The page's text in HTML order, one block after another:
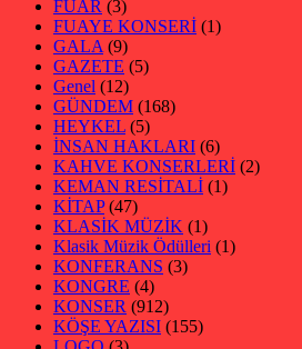
FUAR (3)
FUAYE KONSERİ (1)
GALA (9)
GAZETE (5)
Genel (12)
GÜNDEM (168)
HEYKEL (5)
İNSAN HAKLARI (6)
KAHVE KONSERLERİ (2)
KEMAN RESİTALİ (1)
KİTAP(47)
KLASİK MÜZİK (1)
Klasik Müzik Ödülleri (1)
KONFERANS (3)
KONGRE (4)
KONSER (912)
KÖŞE YAZISI (155)